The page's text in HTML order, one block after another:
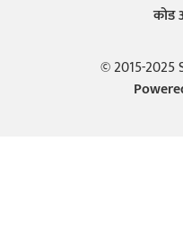
कोड
© 2015-2025